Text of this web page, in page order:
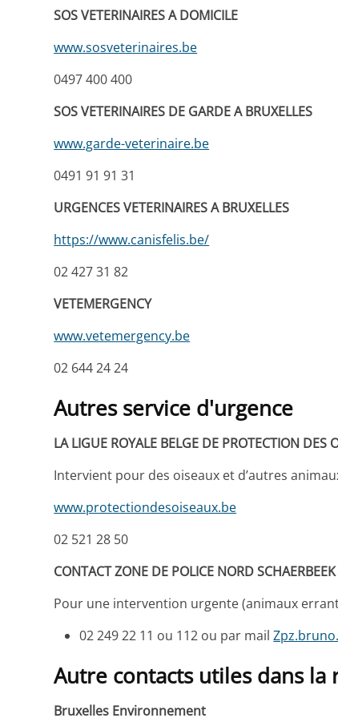
SOS VETERINAIRES A DOMICILE
www.sosveterinaires.be
0497 400 400
SOS VETERINAIRES DE GARDE A BRUXELLES
www.garde-veterinaire.be
0491 91 91 31
URGENCES VETERINAIRES A BRUXELLES
https://www.canisfelis.be/
02 427 31 82
VETEMERGENCY
www.vetemergency.be
02 644 24 24
Autres service d'urgence
LA LIGUE ROYALE BELGE DE PROTECTION DES
Intervient pour des oiseaux et d’autres
www.protectiondesoiseaux.be
02 521 28 50
CONTACT ZONE DE POLICE NORD SCHAERBEEK
Pour une intervention urgente (animaux
02 249 22 11 ou 112 ou par mail
Autre contacts utiles dans la
Bruxelles Environnement